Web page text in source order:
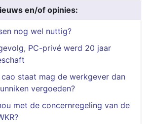
en/of opinies:
nog wel nuttig?
PC-privé werd 20 jaar
staat mag de werkgever dan
vergoeden?
met de concernregeling van de